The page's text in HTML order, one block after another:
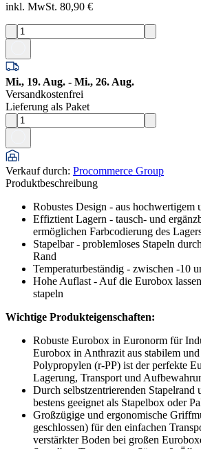
inkl. MwSt. 80,90 €
Mi., 19. Aug. - Mi., 26. Aug.
Versandkostenfrei
Lieferung als Paket
Verkauf durch: Procommerce Group
Produktbeschreibung
Robustes Design - aus hochwertigem
Effiztient Lagern - tausch- und
ermöglichen Farbcodierung des
Stapelbar - problemloses Stapeln
Rand
Temperaturbeständig - zwischen -10
Hohe Auflast - Auf die Eurobox
stapeln
Wichtige Produkteigenschaften:
Robuste Eurobox in Euronorm für
Eurobox in Anthrazit aus stabilem
Polypropylen (r-PP) ist der perfekte
Lagerung, Transport und
Durch selbstzentrierenden Stapelrand
bestens geeignet als Stapelbox oder
Großzügige und ergonomische
geschlossen) für den einfachen
verstärkter Boden bei großen